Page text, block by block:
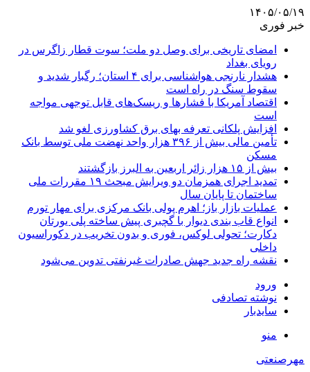
۱۴۰۵/۰۵/۱۹
خبر فوری
امضای تاریخی برای وصل دو ملت؛ سوت قطار زاگرس در
رویای بغداد
هشدار نارنجی هواشناسی برای ۴ استان؛ رگبار شدید و
سقوط سنگ در راه است
اقتصاد آمریکا با فشارها و ریسک‌های قابل توجهی مواجه
است
افزایش پلکانی تعرفه بهای برق کشاورزی لغو شد
تأمین مالی بیش از ۳۹۶ هزار واحد نهضت ملی توسط بانک
مسکن
بیش از ۱۵ هزار زائر اربعین به البرز بازگشتند
تمدید اجرای همزمان دو ویرایش مبحث ۱۹ مقررات ملی
ساختمان تا پایان سال
عملیات بازار باز؛ اهرم پولی بانک مرکزی برای مهار تورم
انواع قاب بندی دیوار با گچبری پیش ساخته پلی یورتان
دکارت؛ تحولی لوکس، فوری و بدون تخریب در دکوراسیون
داخلی
نقشه راه جدید جهش صادرات غیرنفتی تدوین می‌شود
ورود
نوشته تصادفی
سایدبار
منو
مهرصنعتی